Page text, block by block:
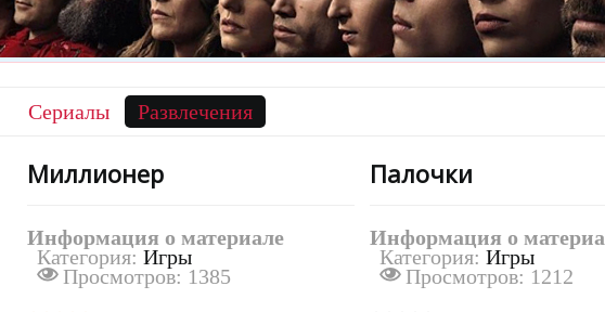
Сериалы Развлечения
Миллионер
Информация о материале
Категория: Игры
Просмотров: 1385
Палочки
Информация о
Категория: Игры
Просмотров: 1212